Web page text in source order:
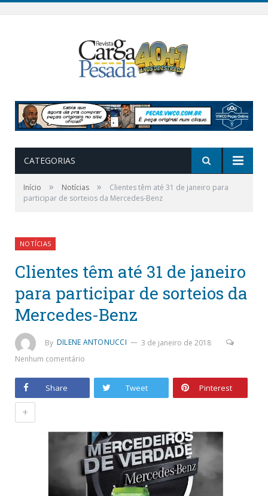
CATEGORIAS
Início » Notícias »
Clientes têm até 31 de janeiro para
participar de sorteios da Mercedes-Benz
NOTÍCIAS
Clientes têm até 31 de janeiro
para participar de sorteios da
Mercedes-Benz
By DILENE ANTONUCCI
3 de janeiro de 2018
Nenhum comentário
Share Tweet Pinterest
+